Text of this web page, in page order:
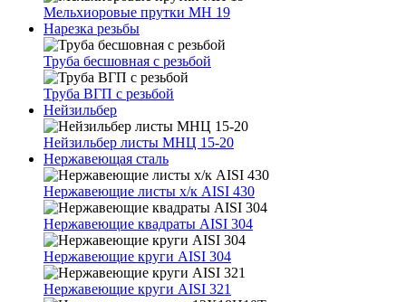
Мельхиоровые прутки МН 19
Нарезка резьбы
Труба бесшовная с резьбой
Труба ВГП с резьбой
Нейзильбер
Нейзильбер листы МНЦ 15-20
Нержавеющая сталь
Нержавеющие листы х/к AISI 430
Нержавеющие квадраты AISI 304
Нержавеющие круги AISI 304
Нержавеющие круги AISI 321